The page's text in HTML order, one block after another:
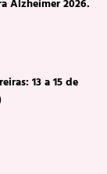
Alzheimer 2026.
13 a 15 de